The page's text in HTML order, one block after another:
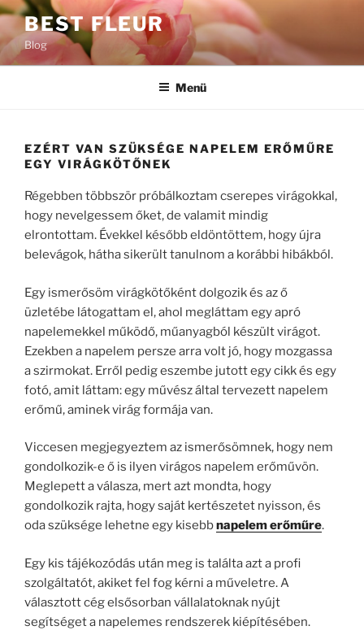
Tartalomhoz
BEST FLEUR
Blog
Menü
EZÉRT VAN SZÜKSÉGE NAPELEM ERŐMŰRE
EGY VIRÁGKÖTŐNEK
Régebben többször próbálkoztam cserepes virágokkal,
hogy nevelgessem őket, de valamit mindig
elrontottam. Évekkel később eldöntöttem, hogy újra
belevágok, hátha sikerült tanulnom a korábbi hibákból.
Egy ismerősöm virágkötőként dolgozik és az ő
üzletébe látogattam el, ahol megláttam egy apró
napelemekkel működő, műanyagból készült virágot.
Ezekben a napelem persze arra volt jó, hogy mozgassa
a szirmokat. Erről pedig eszembe jutott egy cikk és egy
fotó, amit láttam: egy művész által tervezett napelem
erőmű, aminek virág formája van.
Viccesen megjegyeztem az ismerősömnek, hogy nem
gondolkozik-e ő is ilyen virágos napelem erőművön.
Meglepett a válasza, mert azt mondta, hogy
gondolkozik rajta, hogy saját kertészetet nyisson, és
oda szüksége lehetne egy kisebbnapelem erőműre.
Egy kis tájékozódás után meg is találta azt a profi
szolgáltatót, akiket fel fog kérni a műveletre. A
választott cég elsősorban vállalatoknak nyújt
segítséget a napelemes rendszerek kiépítésében.